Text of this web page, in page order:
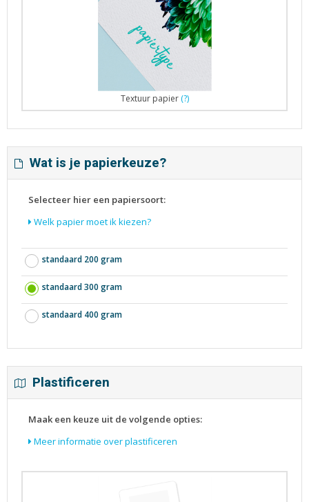
Textuur papier (?)
Wat is je papierkeuze?
Selecteer hier een papiersoort:
Welk papier moet ik kiezen?
standaard 200 gram
standaard 300 gram
standaard 400 gram
Plastificeren
Maak een keuze uit de volgende opties:
Meer informatie over plastificeren